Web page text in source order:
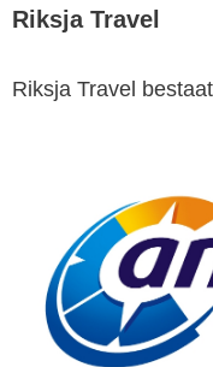
Riksja Travel
Riksja Travel